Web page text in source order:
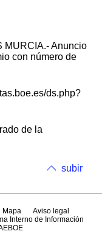
MURCIA.- Anuncio
con número de
ds.php?
de la
subir
Mapa
Aviso legal
Interno de Información